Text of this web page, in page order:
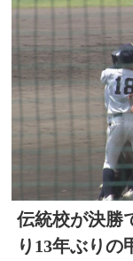
伝統校が決勝
り13年ぶりの